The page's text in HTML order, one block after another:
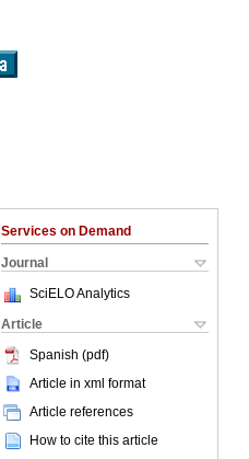
Services on Demand
Journal
SciELO Analytics
Article
Spanish (pdf)
Article in xml format
Article references
How to cite this article